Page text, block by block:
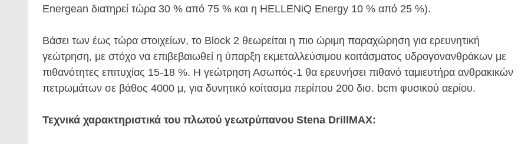
Energean διατηρεί τώρα 30 % από 75 % και η HELLENiQ Energy 10 % από 25 %).
Βάσει των έως τώρα στοιχείων, το Block 2 θεωρείται η πιο ώριμη παραχώρηση για ερευνητική
γεώτρηση, με στόχο να επιβεβαιωθεί η ύπαρξη εκμεταλλεύσιμου κοιτάσματος υδρογονανθράκων με
πιθανότητες επιτυχίας 15-18 %. Η γεώτρηση Ασωπός-1 θα ερευνήσει πιθανό ταμιευτήρα ανθρακικών
πετρωμάτων σε βάθος 4000 μ, για δυνητικό κοίτασμα περίπου 200 δισ. bcm φυσικού αερίου.
Τεχνικά χαρακτηριστικά του πλωτού γεωτρύπανου Stena DrillMAX: